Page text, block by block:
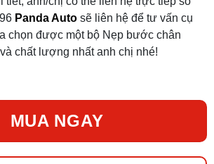
Panda Auto sẽ liên hệ để tư vấn cụ
chọn được một bộ Nẹp bước chân
chất lượng nhất anh chị nhé!
MUA NGAY